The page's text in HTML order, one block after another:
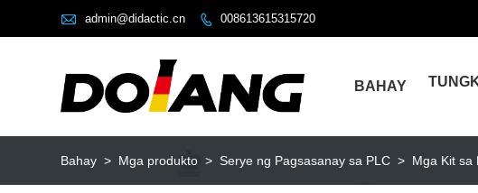
 admin@didactic.cn  008613615315720
BAHAY
Bahay > Mga produkto > Serye ng Pagsasanay sa PLC > Mga Kit sa